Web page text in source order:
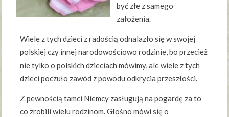
być złe z samego
założenia.
Wiele z tych dzieci z radością odnalazło się w swojej
polskiej czy innej narodowościowo rodzinie, bo przecież
nie tylko o polskich dzieciach mówimy, ale wiele z tych
dzieci poczuło zawód z powodu odkrycia przeszłości.
Z pewnością tamci Niemcy zasługują na pogardę za to
co zrobili wielu rodzinom. Głośno mówi się o